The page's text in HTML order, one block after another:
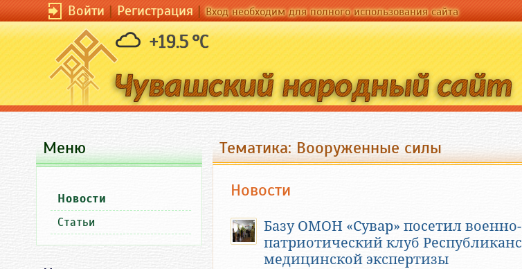
Войти|Регистрация|Вход необходим для полного использования сайта
+19.5 °C
Тематика: Вооруженные силы
Новости
Базу ОМОН «Сувар» посетил военно-
патриотический клуб
медицинской экспертизы
Меню
Новости
Статьи